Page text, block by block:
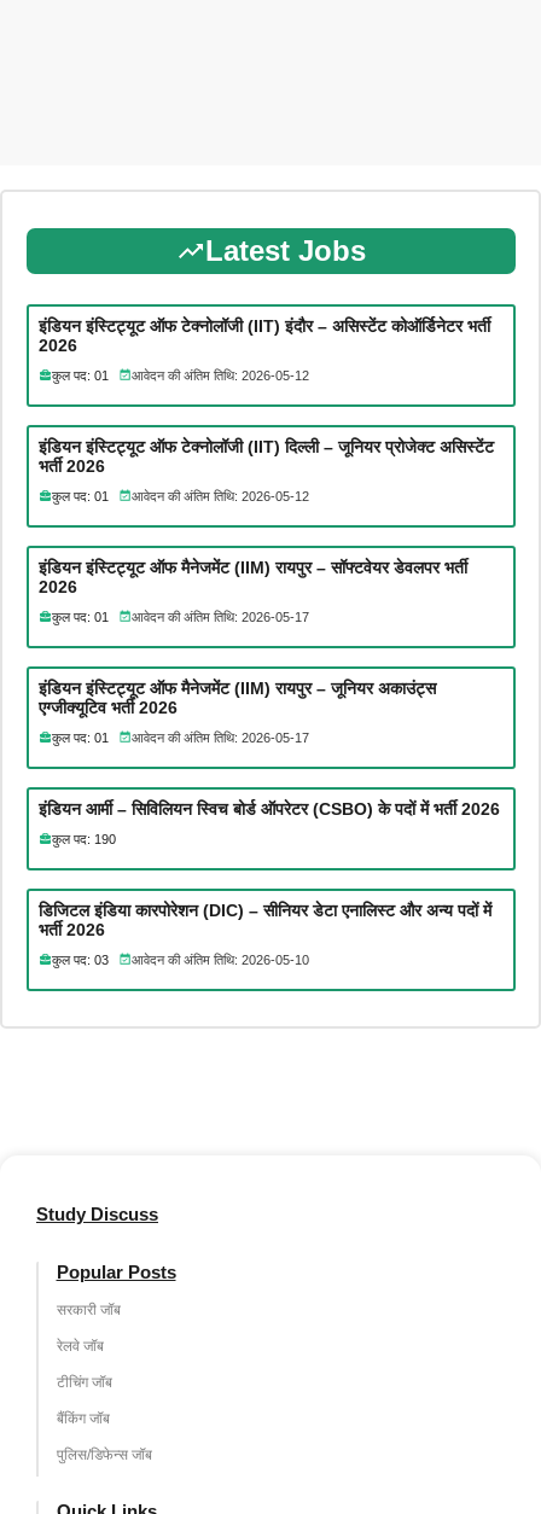
Latest Jobs
इंडियन इंस्टिट्यूट ऑफ टेक्नोलॉजी (IIT) इंदौर – असिस्टेंट कोऑर्डिनेटर भर्ती
2026
कुल पद: 01 आवेदन की अंतिम तिथि: 2026-05-12
इंडियन इंस्टिट्यूट ऑफ टेक्नोलॉजी (IIT) दिल्ली – जूनियर प्रोजेक्ट असिस्टेंट
भर्ती 2026
कुल पद: 01 आवेदन की अंतिम तिथि: 2026-05-12
इंडियन इंस्टिट्यूट ऑफ मैनेजमेंट (IIM) रायपुर – सॉफ्टवेयर डेवलपर भर्ती
2026
कुल पद: 01 आवेदन की अंतिम तिथि: 2026-05-17
इंडियन इंस्टिट्यूट ऑफ मैनेजमेंट (IIM) रायपुर – जूनियर अकाउंट्स
एग्जीक्यूटिव भर्ती 2026
कुल पद: 01 आवेदन की अंतिम तिथि: 2026-05-17
इंडियन आर्मी – सिविलियन स्विच बोर्ड ऑपरेटर (CSBO) के पदों में भर्ती 2026
कुल पद: 190
डिजिटल इंडिया कारपोरेशन (DIC) – सीनियर डेटा एनालिस्ट और अन्य पदों में
भर्ती 2026
कुल पद: 03 आवेदन की अंतिम तिथि: 2026-05-10
Study Discuss
Popular Posts
सरकारी जॉब
रेलवे जॉब
टीचिंग जॉब
बैंकिंग जॉब
पुलिस/डिफेन्स जॉब